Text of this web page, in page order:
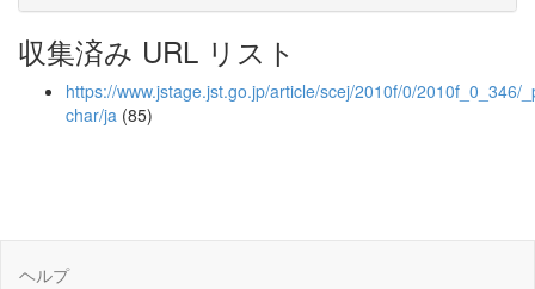
収集済み URL リスト
https://www.jstage.jst.go.jp/article/scej/2010f/0/2010f_0_346/
char/ja (85)
ヘルプ